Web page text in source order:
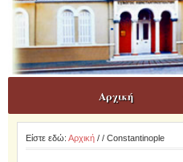
Αρχική
Είστε εδώ: Αρχική/ / Constantinople